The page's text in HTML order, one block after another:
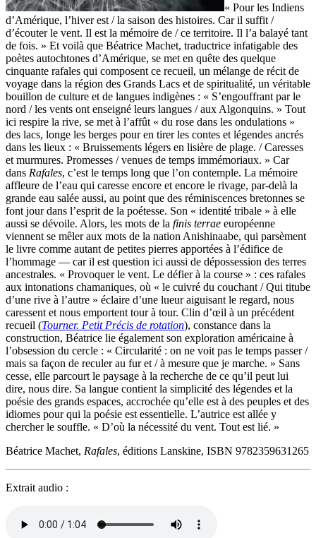
« Pour les Indiens
d’Amérique, l’hiver est / la saison des histoires. Car il suffit /
d’écouter le vent. Il est la mémoire de / ce territoire. Il l’a balayé tant
de fois. » Et voilà que Béatrice Machet, traductrice infatigable des
poètes autochtones d’Amérique, se met en quête des quelque
cinquante rafales qui composent ce recueil, un mélange de récit de
voyage dans la région des Grands Lacs et de spiritualité, un véritable
bouillon de culture et de langues indigènes : « S’engouffrant par le
nord / les vents ont enseigné leurs langues / aux Algonquins. » Tout
ici respire la rive, se met à l’affût « du rose dans les ondulations »
des lacs, longe les berges pour en tirer les contes et légendes ancrés
dans les lieux : « Bruissements légers en lisière de plage. / Caresses
et murmures. Promesses / venues de temps immémoriaux. » Car
dans Rafales, c’est le temps long que l’on contemple. La mémoire
affleure de l’eau qui caresse encore et encore le rivage, par-delà la
grande eau salée aussi, au point que des réminiscences bretonnes se
font jour dans l’esprit de la poétesse. Son « identité tribale » à elle
aussi se dévoile. Alors, les mots de la finis terrae européenne
viennent se mêler aux mots de la nation Anishinaabe, qui parsèment
le livre comme autant de petites pierres apportées à l’édifice de
l’hommage — car il est question ici aussi de dépossession des terres
ancestrales. « Provoquer le vent. Le défier à la course » : ces rafales
aux intonations chamaniques, où « le cuivré du couchant / Qui titube
d’une rive à l’autre » éclaire d’une lueur aiguisant le regard, nous
caressent et nous emportent tour à tour. Clin d’œil à un précédent
recueil (Tourner. Petit Précis de rotation), constance dans la
construction, Béatrice lie également son exploration américaine à
l’obsession du cercle : « Circularité : on ne voit pas le temps passer /
mais sa façon de reculer au fur et / à mesure que je marche. » Sans
cesse, elle parcourt le paysage à la recherche de ce qu’il peut lui
dire, nous dire. Sa langue contient la simplicité des légendes et la
poésie des grands espaces, accrochée qu’elle est à des peuples et des
idiomes pour qui la poésie est essentielle. L’autrice est allée y
chercher le souffle. « D’où la nécessité du vent. Tout est lié. »
Béatrice Machet, Rafales, éditions Lanskine, ISBN 9782359631265
Extrait audio :